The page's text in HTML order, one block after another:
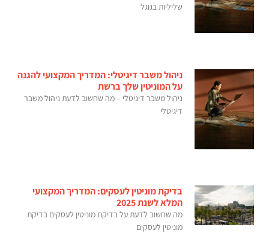
שליליות בגוגל
ניהול משבר דיגיטלי: המדריך המקצועי להגנה
על המוניטין שלך ברשת
ניהול משבר דיגיטלי – מה שחשוב לדעת ניהול משבר
דיגיטלי
בדיקת מוניטין לעסקים: המדריך המקצועי
המלא לשנת 2025
מה שחשוב לדעת על בדיקת מוניטין לעסקים בדיקת
מוניטין לעסקים